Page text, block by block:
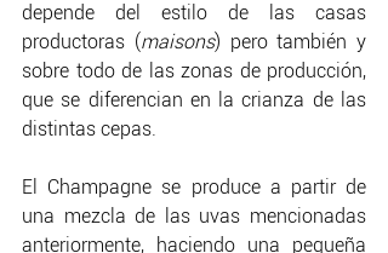
depende del estilo de las casas
productoras (maisons) pero también y
sobre todo de las zonas de producción,
que se diferencian en la crianza de las
distintas cepas.
El Champagne se produce a partir de
una mezcla de las uvas mencionadas
anteriormente, haciendo una pequeña